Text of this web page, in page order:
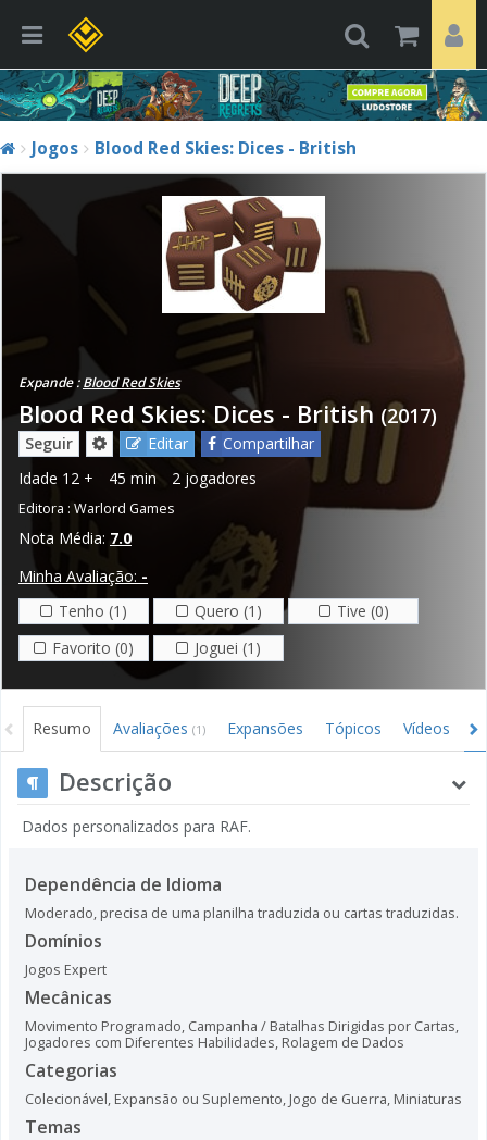
Jogos Blood Red Skies: Dices - British
Expande :Blood Red Skies
Blood Red Skies: Dices - British (2017)
Seguir Editar
Compartilhar
Idade 12 + 45 min 2 jogadores
Editora : Warlord Games
Nota Média: 7.0
Minha Avaliação: -
Tenho (1)
Quero (1)
Tive (0)
Favorito (0)
Joguei (1)
Resumo Avaliações (1) Expansões Tópicos Vídeos
Descrição
Dados personalizados para RAF.
Dependência de Idioma
Moderado, precisa de uma planilha traduzida ou cartas traduzidas.
Domínios
Jogos Expert
Mecânicas
Movimento Programado, Campanha / Batalhas Dirigidas por Cartas,
Jogadores com Diferentes Habilidades, Rolagem de Dados
Categorias
Colecionável, Expansão ou Suplemento, Jogo de Guerra, Miniaturas
Temas